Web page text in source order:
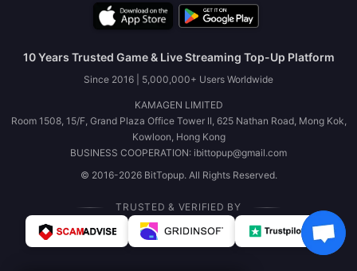
10 Years Trusted Game & Live Streaming Top-Up Platform
Since 2016 | 5,000,000+ Users Worldwide
KAMAGEN LIMITED
Room 1508, 15/F, Grand Plaza Office Tower II, 625 Nathan Road, Mong Kok,
Kowloon, Hong Kong
BUSINESS COOPERATION: ibittopup@gmail.com
© 2016-2026 BitTopup. All Rights Reserved.
TRUSTED & VERIFIED BY